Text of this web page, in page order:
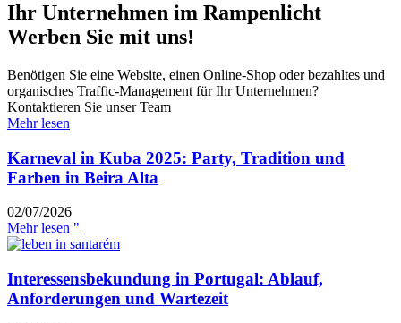
Ihr Unternehmen im Rampenlicht
Werben Sie mit uns!
Benötigen Sie eine Website, einen Online-Shop oder bezahltes und
organisches Traffic-Management für Ihr Unternehmen?
Kontaktieren Sie unser Team
Mehr lesen
Karneval in Kuba 2025: Party, Tradition und
Farben in Beira Alta
02/07/2026
Mehr lesen "
Interessensbekundung in Portugal: Ablauf,
Anforderungen und Wartezeit